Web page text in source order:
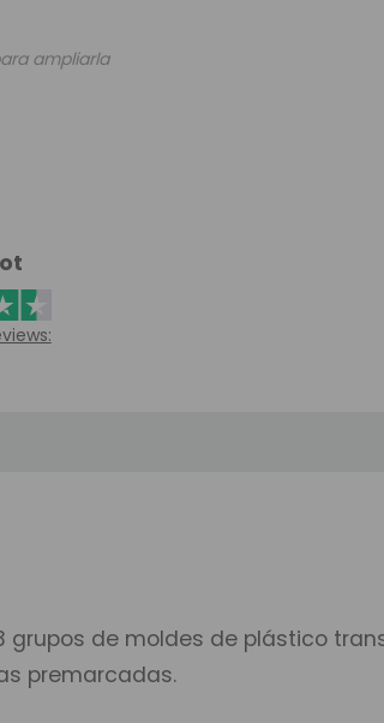
ampliarla
grupos de moldes de plástico
premarcadas.